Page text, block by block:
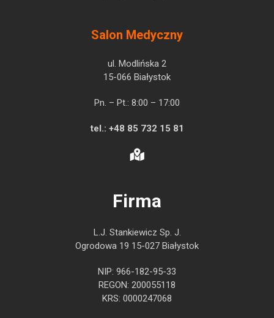
Salon Medyczny
ul. Modlińska 2
15-066 Białystok
Pn. – Pt.: 8:00 – 17:00
tel.: +48 85 732 15 81
Firma
L.J. Stankiewicz Sp. J.
Ogrodowa 19 15-027 Białystok
NIP: 966-182-95-33
REGON: 200055118
KRS: 0000247068